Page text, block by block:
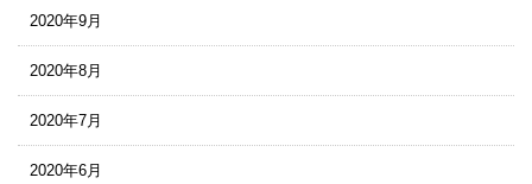
2020年9月
2020年8月
2020年7月
2020年6月